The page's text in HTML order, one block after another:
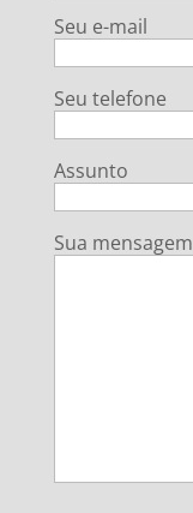
Seu e-mail
Seu telefone
Assunto
Sua mensagem